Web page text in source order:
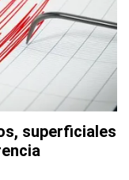
superficiales